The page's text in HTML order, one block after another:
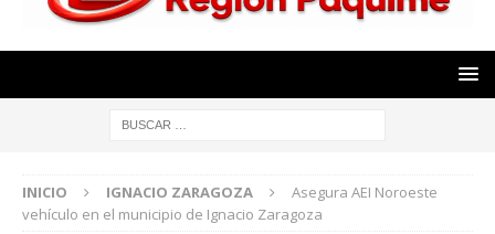
INICIO IGNACIO ZARAGOZA
Asegura AEI Noroeste
vehículo en el municipio de Ignacio Zaragoza